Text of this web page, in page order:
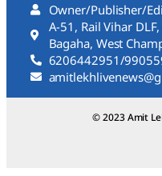
Owner/Publisher/
A-51, Rail Vihar
Bagaha, West
6206442951/
© 2023 Amit